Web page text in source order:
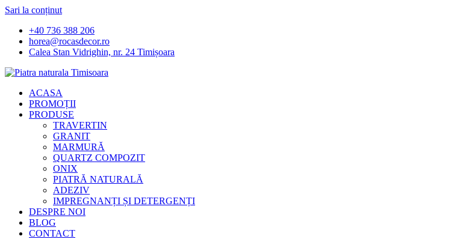
Sari la conținut
+40 736 388 206
horea@rocasdecor.ro
Calea Stan Vidrighin, nr. 24 Timișoara
ACASA
PROMOȚII
PRODUSE
TRAVERTIN
GRANIT
MARMURĂ
QUARTZ COMPOZIT
ONIX
PIATRĂ NATURALĂ
ADEZIV
IMPREGNANȚI ȘI DETERGENȚI
DESPRE NOI
BLOG
CONTACT